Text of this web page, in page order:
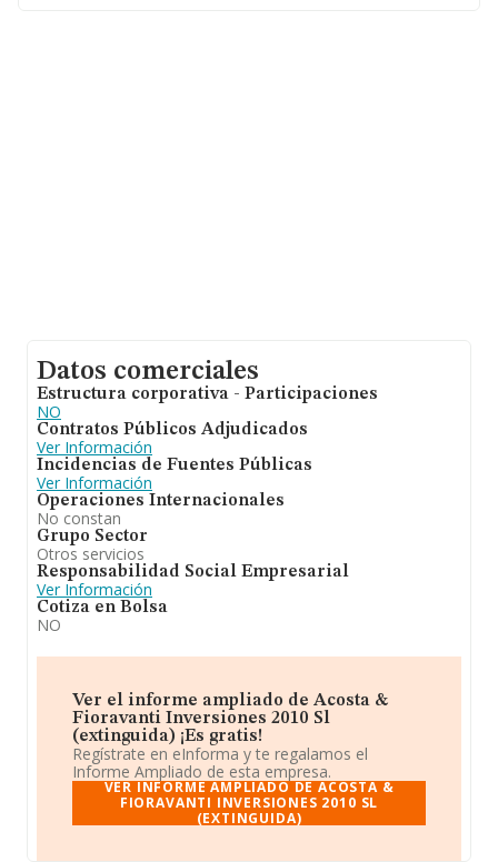
Datos comerciales
Estructura corporativa - Participaciones
NO
Contratos Públicos Adjudicados
Ver Información
Incidencias de Fuentes Públicas
Ver Información
Operaciones Internacionales
No constan
Grupo Sector
Otros servicios
Responsabilidad Social Empresarial
Ver Información
Cotiza en Bolsa
NO
Ver el informe ampliado de Acosta &
Fioravanti Inversiones 2010 Sl
(extinguida) ¡Es gratis!
Regístrate en eInforma y te regalamos el
Informe Ampliado de esta empresa.
VER INFORME AMPLIADO DE ACOSTA &
FIORAVANTI INVERSIONES 2010 SL
(EXTINGUIDA)